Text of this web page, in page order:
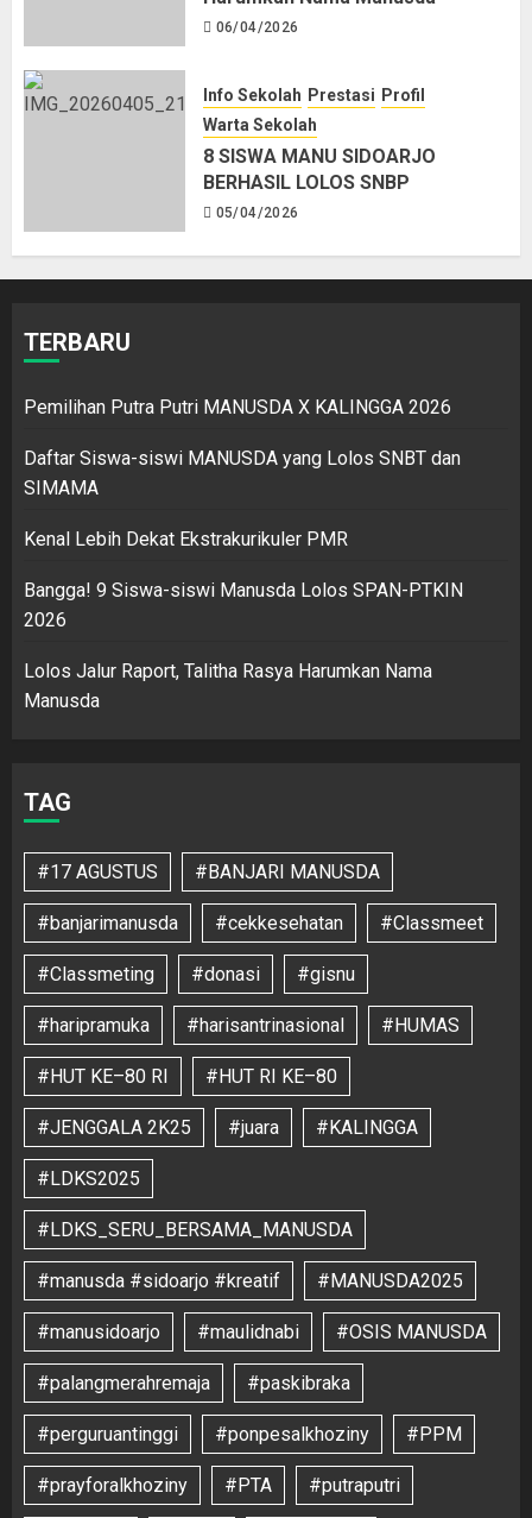
06/04/2026
Info Sekolah Prestasi Profil
Warta Sekolah
8 SISWA MANU SIDOARJO
BERHASIL LOLOS SNBP
05/04/2026
TERBARU
Pemilihan Putra Putri MANUSDA X KALINGGA 2026
Daftar Siswa-siswi MANUSDA yang Lolos SNBT dan
SIMAMA
Kenal Lebih Dekat Ekstrakurikuler PMR
Bangga! 9 Siswa-siswi Manusda Lolos SPAN-PTKIN
2026
Lolos Jalur Raport, Talitha Rasya Harumkan Nama
Manusda
TAG
#17 AGUSTUS #BANJARI MANUSDA
#banjarimanusda #cekkesehatan #Classmeet
#Classmeting #donasi #gisnu
#haripramuka #harisantrinasional #HUMAS
#HUT KE–80 RI #HUT RI KE–80
#JENGGALA 2K25 #juara #KALINGGA
#LDKS2025
#LDKS_SERU_BERSAMA_MANUSDA
#manusda #sidoarjo #kreatif #MANUSDA2025
#manusidoarjo #maulidnabi #OSIS MANUSDA
#palangmerahremaja #paskibraka
#perguruantinggi #ponpesalkhoziny #PPM
#prayforalkhoziny #PTA #putraputri